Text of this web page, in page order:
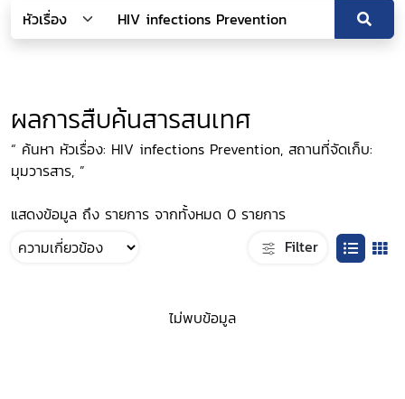
ผลการสืบค้นสารสนเทศ
“ ค้นหา หัวเรื่อง: HIV infections Prevention, สถานที่จัดเก็บ:
มุมวารสาร, ”
แสดงข้อมูล ถึง รายการ จากทั้งหมด 0 รายการ
Filter
ไม่พบข้อมูล